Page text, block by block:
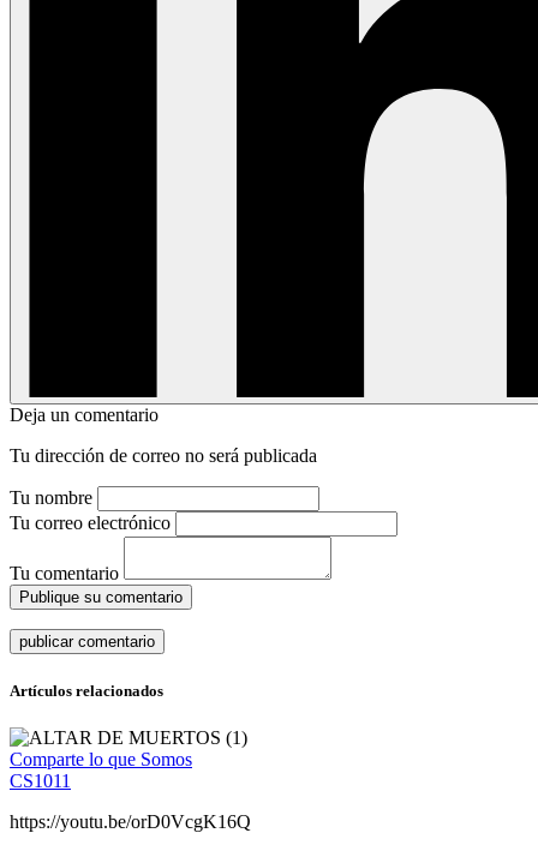
Deja un comentario
Tu dirección de correo no será publicada
Tu nombre
Tu correo electrónico
Tu comentario
Publique su comentario
Artículos relacionados
Comparte lo que Somos
CS1011
https://youtu.be/orD0VcgK16Q